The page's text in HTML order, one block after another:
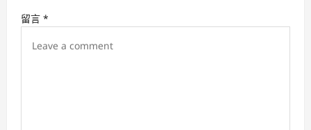
t
i
留言 *